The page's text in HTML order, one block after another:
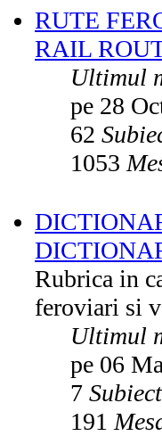
RUTE
RAIL
Ultimul
pe 28
62
1053
Rubrica in
feroviari si
Ultimul
pe 06
7
191